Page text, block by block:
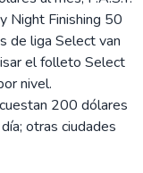
Night Finishing 50
de liga Select van
el folleto Select
nivel.
200 dólares
otras ciudades